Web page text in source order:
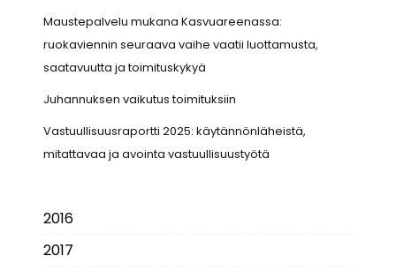
Maustepalvelu mukana Kasvuareenassa:
ruokaviennin seuraava vaihe vaatii luottamusta,
saatavuutta ja toimituskykyä
Juhannuksen vaikutus toimituksiin
Vastuullisuusraportti 2025: käytännönläheistä,
mitattavaa ja avointa vastuullisuustyötä
2016
2017